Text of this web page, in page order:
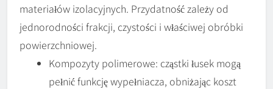
materiałów izolacyjnych. Przydatność zależy od
jednorodności frakcji, czystości i właściwej obróbki
powierzchniowej.
Kompozyty polimerowe: cząstki łusek mogą
pełnić funkcję wypełniacza, obniżając koszt